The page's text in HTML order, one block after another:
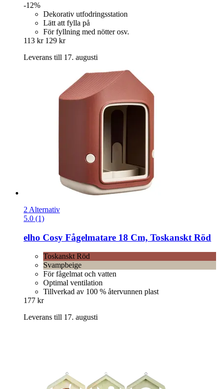
-12%
Dekorativ utfodringsstation
Lätt att fylla på
För fyllning med nötter osv.
113 kr 129 kr
Leverans till 17. augusti
2 Alternativ
5.0 (1)
elho Cosy Fågelmatare 18 Cm, Toskanskt Röd
Toskanskt Röd
Svampbeige
För fågelmat och vatten
Optimal ventilation
Tillverkad av 100 % återvunnen plast
177 kr
Leverans till 17. augusti